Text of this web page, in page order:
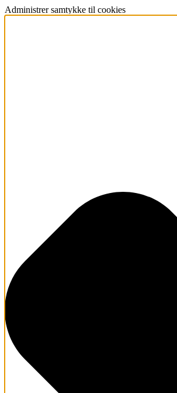
Administrer samtykke til cookies